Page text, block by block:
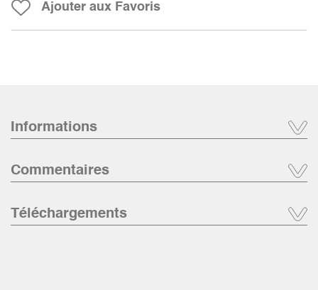
Ajouter aux Favoris
Informations
Commentaires
Téléchargements